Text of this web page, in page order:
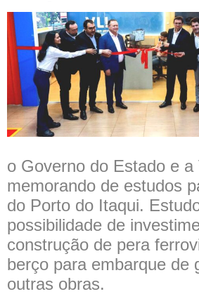
o Governo do Estado e a
memorando de estudos
do Porto do Itaqui.
possibilidade de
construção de pera
berço para embarque de
outras obras.